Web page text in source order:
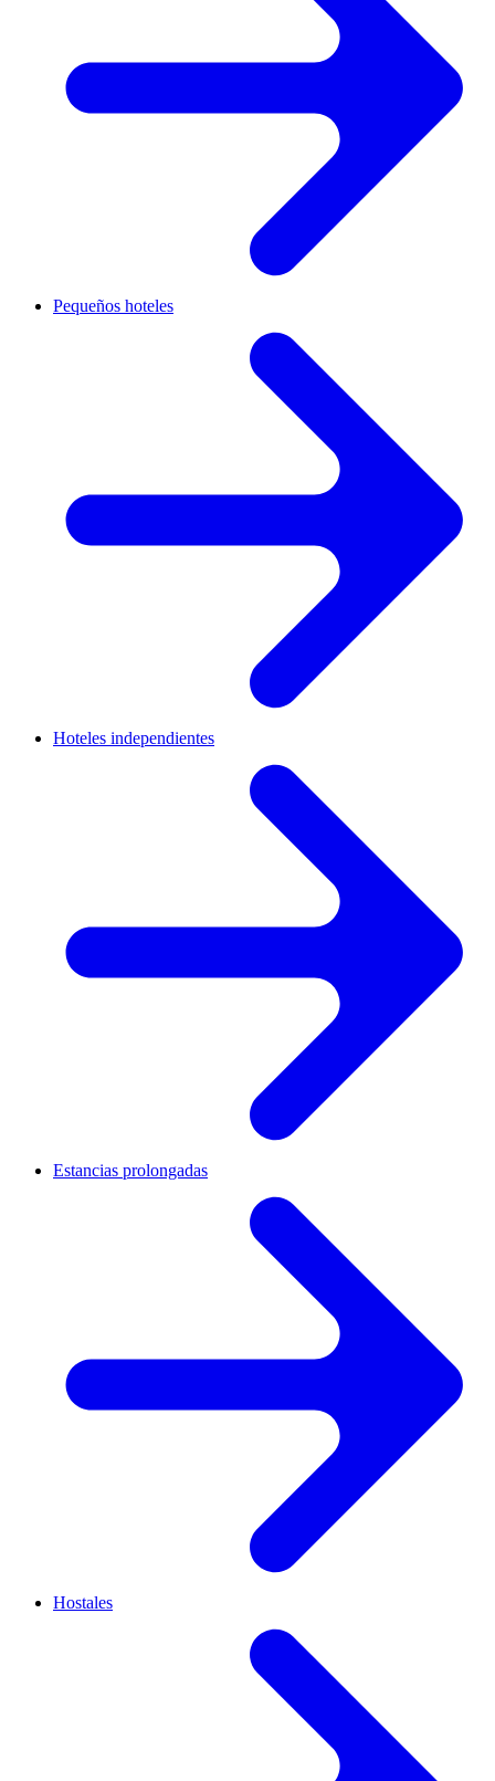
Pequeños hoteles
Hoteles independientes
Estancias prolongadas
Hostales